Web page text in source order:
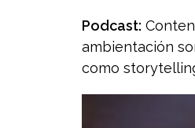
Podcast:
ambientación
como